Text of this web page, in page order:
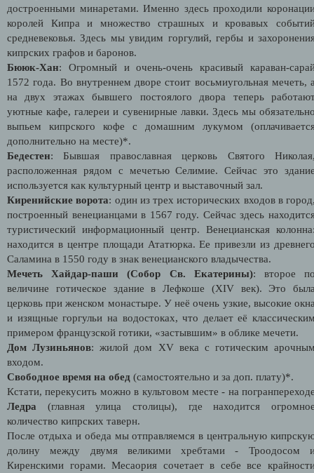
достроенными минаретами. Именно здесь проходили
королей Кипра и множество страшных и кровавых
средневековья. Здесь мы увидим горгулий, гербы и
кипрских графов и баронов.
Бююк-Хан: Огромный и очень-очень красивый караван-
1572 года. Во внутреннем дворе стоит восьмиугольная мечеть,
на двух этажах бывшего постоялого двора теперь
уютные кафе, галереи и сувенирные лавки. Здесь мы
выпьем кипрского кофе с домашним лукумом
дополнительно на месте)*.
Бедестен: Бывшая православная церковь Святого
расположенная рядом с мечетью Селимие. Сейчас это
используется как культурный центр и выставочный зал.
Киренийские ворота: один из трех исторических входов в
построенный венецианцами в 1567 году. Сейчас здесь
туристический информационный центр. Венецианская
находится в центре площади Ататюрка. Ее привезли из
Саламина в 1550 году в знак венецианского владычества.
Мечеть Хайдар-паши
(Собор Св. Екатерины): второе
величине готическое здание в Лефкоше (XIV век). Это
церковь при женском монастыре. У неё очень узкие, высокие
и изящные горгульи на водостоках, что делает её
примером французской готики, «застывшим» в облике мечети.
Дом Лузиньянов: жилой дом XV века с готическим
входом.
Свободное время на обед (самостоятельно и за доп. плату)*.
Кстати, перекусить можно в культовом месте - на
Ледра (главная улица столицы), где находится
количество кипрских таверн.
После отдыха и обеда мы отправляемся в центральную
долину между двумя великими хребтами - Троодосом
Киренскими горами. Месаория сочетает в себе все